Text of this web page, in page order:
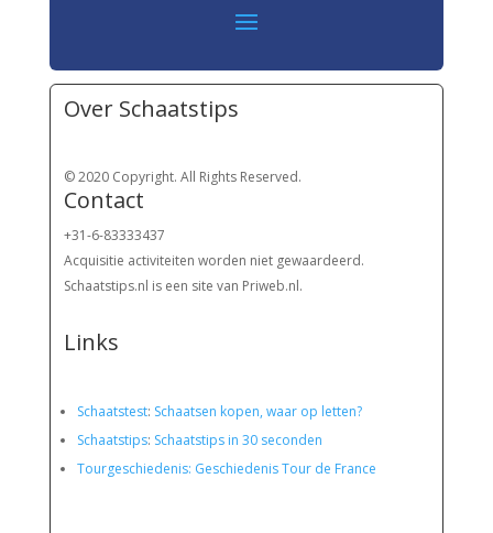
Over Schaatstips
© 2020 Copyright. All Rights Reserved.
Contact
+31-6-83333437
Acquisitie activiteiten worden niet gewaardeerd.
Schaatstips.nl is een site van Priweb.nl.
Links
Schaatstest: Schaatsen kopen, waar op letten?
Schaatstips: Schaatstips in 30 seconden
Tourgeschiedenis: Geschiedenis Tour de France